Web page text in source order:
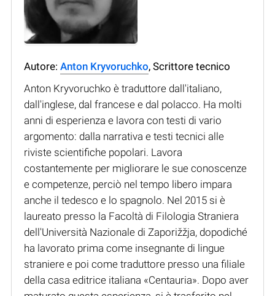
Autore: Anton Kryvoruchko, Scrittore tecnico
Anton Kryvoruchko è traduttore dall'italiano,
dall'inglese, dal francese e dal polacco. Ha molti
anni di esperienza e lavora con testi di vario
argomento: dalla narrativa e testi tecnici alle
riviste scientifiche popolari. Lavora
costantemente per migliorare le sue conoscenze
e competenze, perciò nel tempo libero impara
anche il tedesco e lo spagnolo. Nel 2015 si è
laureato presso la Facoltà di Filologia Straniera
dell'Università Nazionale di Zaporižžja, dopodiché
ha lavorato prima come insegnante di lingue
straniere e poi come traduttore presso una filiale
della casa editrice italiana «Centauria». Dopo aver